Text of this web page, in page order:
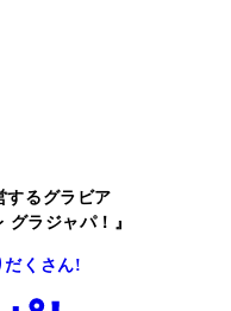
するグラビア
ラジャパ！』
だくさん!